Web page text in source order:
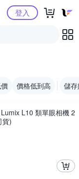
中心登入
價格低到高 儲
L10 類單眼相機 2
貨)